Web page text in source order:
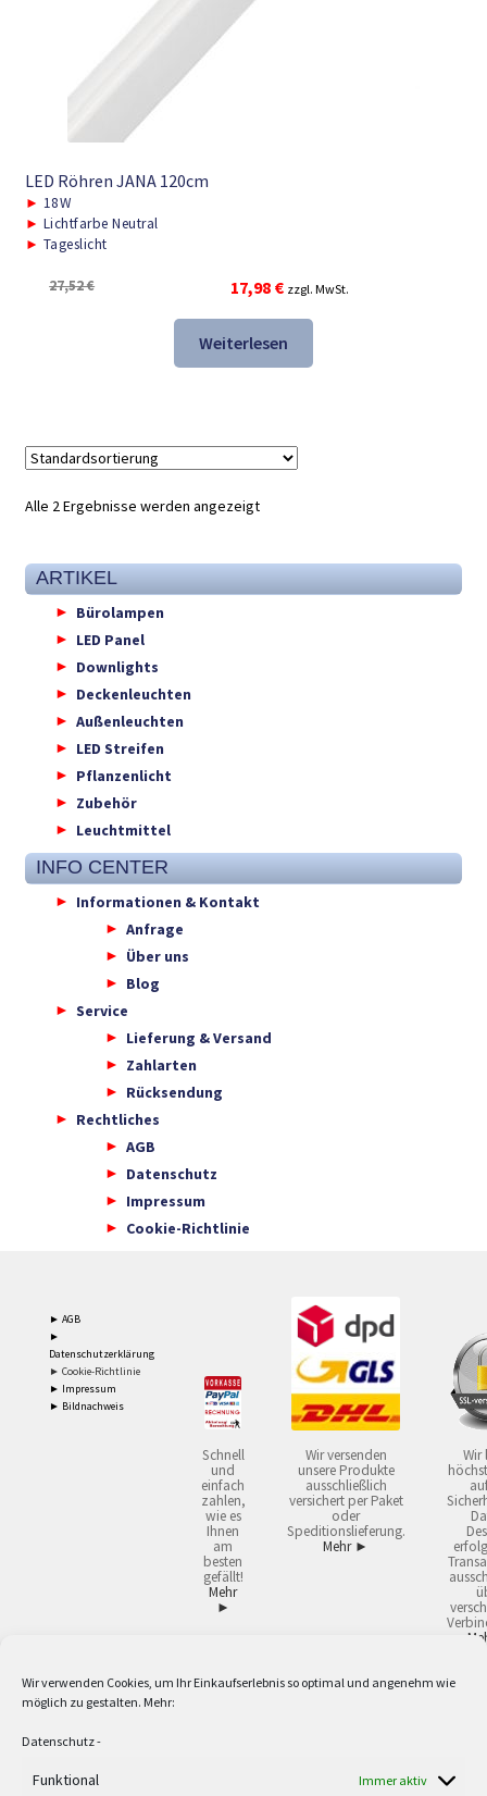
Wir verwenden Cookies, um Ihr Einkaufserlebnis so optimal und angenehm wie
möglich zu gestalten. Mehr:
Datenschutz-
Funktional Immer aktiv
LED Röhren JANA 120cm
► 18W
► Lichtfarbe Neutral
► Tageslicht
27,52€
Ursprünglicher
Preis
war:
27,52 €
17,98 €Aktueller
Preis
ist:
17,98 €.
zzgl. MwSt.
Weiterlesen
Alle 2 Ergebnisse werden angezeigt
ARTIKEL
Bürolampen
LED Panel
Downlights
Deckenleuchten
Außenleuchten
LED Streifen
Pflanzenlicht
Zubehör
Leuchtmittel
INFO CENTER
Informationen & Kontakt
Anfrage
Über uns
Blog
Service
Lieferung & Versand
Zahlarten
Rücksendung
Rechtliches
AGB
Datenschutz
Impressum
Cookie-Richtlinie
► AGB
►
Datenschutzerklärung
► Cookie-Richtlinie
► Impressum
► Bildnachweis
Schnell
und
einfach
zahlen,
wie es
Ihnen
am
besten
gefällt!
Mehr
►
Wir versenden
unsere Produkte
ausschließlich
versichert per Paket
oder
Speditionslieferung.
Mehr ►
Wir
2 Lieferzeiten gelten mit Express-24.
Versandkostenfrei ab 59,90 € Nettowarenwert. Inseln ausgenommen. Unsere
Berufe zur Verwendung in der selbständigen, beruflichen oder gewerblichen